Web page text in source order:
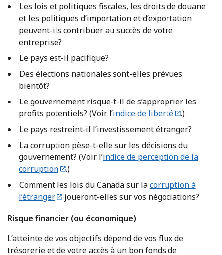
Les lois et politiques fiscales, les droits de douane
et les politiques d’importation et d’exportation
peuvent-ils contribuer au succès de votre
entreprise?
Le pays est-il pacifique?
Des élections nationales sont-elles prévues
bientôt?
Le gouvernement risque-t-il de s’approprier les
profits potentiels? (Voir l’indice de liberté
.)
Le pays restreint-il l’investissement étranger?
La corruption pèse-t-elle sur les décisions du
gouvernement? (Voir l’indice de perception de la
corruption
.)
Comment les lois du Canada sur lacorruption à
l’étranger
joueront-elles sur vos négociations?
Risque financier (ou économique)
L’atteinte de vos objectifs dépend de vos flux de
trésorerie et de votre accès à un bon fonds de